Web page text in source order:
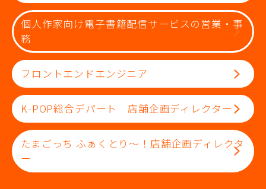
個人作家向け電子書籍配信サービスの営業・事
務
フロントエンドエンジニア
K-POP総合デパート 店舗企画ディレクター
たまごっち ふぁくとり～！店舗企画ディレクタ
ー